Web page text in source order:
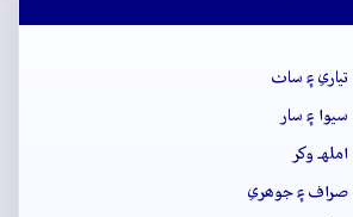
تياري ۽ ساٺ
سيوا ۽ سار
املهہ وکر
صراف ۽ جوھري